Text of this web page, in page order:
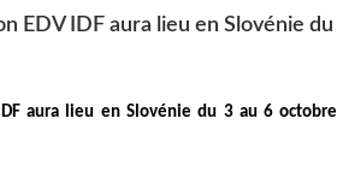
EDV IDF aura lieu en Slovénie du
aura lieu en Slovénie du 3 au 6 octobre